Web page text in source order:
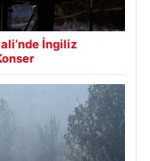
İngiliz